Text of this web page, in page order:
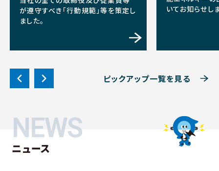
ピックアップ一覧を見る
が遵守すべき「行動規範」等を策定し
ました。
いてお知らせし
NEWS
NEWS
ニュース